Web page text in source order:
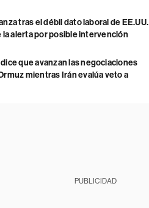
tras el débil dato laboral de EE.UU.
la alerta por posible intervención
que avanzan las negociaciones
mientras Irán evalúa veto a
PUBLICIDAD